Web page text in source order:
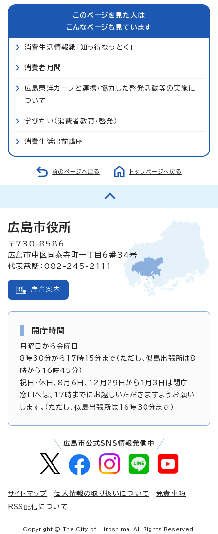
このページを見た人は
こんなページも見ています
消費生活情報紙「知っ得なっとく」
消費者月間
広島東洋カープと連携・協力した啓発活動等の実施に
ついて
学びたい（消費者教育・啓発）
消費生活出前講座
前のページへ戻る トップページへ戻る
広島市役所
〒730-8586
広島市中区国泰寺町一丁目6番34号
代表電話：082-245-2111
庁舎案内
開庁時間
月曜日から金曜日
8時30分から17時15分まで（ただし、似島出張所は8
時から16時45分）
祝日・休日、8月6日、12月29日から1月3日は閉庁
窓口へは、17時までにお越しいただきますようお願い
します。（ただし、似島出張所は16時30分まで）
広島市公式SNS情報発信中
サイトマップ 個人情報の取り扱いについて
免責事項
RSS配信について
Copyright © The City of Hiroshima. All Rights Reserved.